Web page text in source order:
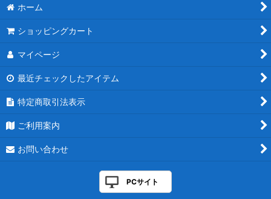
ホーム
ショッピングカート
マイページ
最近チェックしたアイテム
特定商取引法表示
ご利用案内
お問い合わせ
PCサイト